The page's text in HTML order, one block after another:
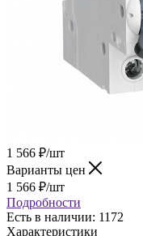
1 566 ₽/шт
Варианты цен
1 566 ₽/шт
Подробности
Есть в наличии: 1172
Характеристики